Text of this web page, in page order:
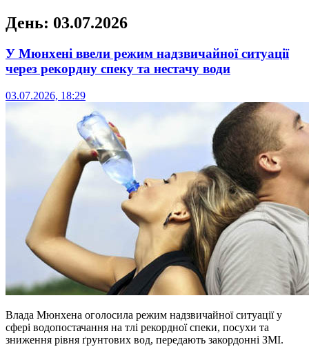
День: 03.07.2026
У Мюнхені ввели режим надзвичайної ситуації
через рекордну спеку та нестачу води
03.07.2026, 18:29
Влада Мюнхена оголосила режим надзвичайної ситуації у
сфері водопостачання на тлі рекордної спеки, посухи та
зниження рівня ґрунтових вод, передають закордонні ЗМІ.